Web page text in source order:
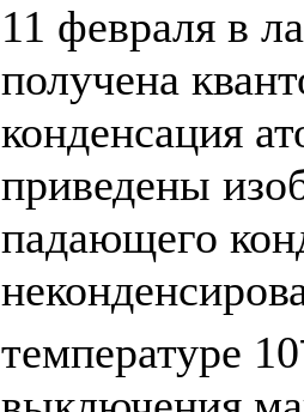
11 февраля в
получена
конденсация
приведены
падающего
температуре 10